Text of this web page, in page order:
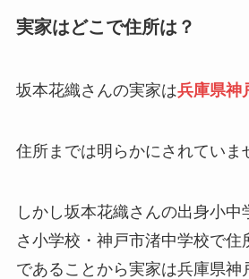
実家はどこで住所は？
坂本花織さんの実家は兵庫県神
住所までは明らかにされていま
しかし坂本花織さんの出身小中
さ小学校・神戸市渚中学校で住
であることから実家は兵庫県神